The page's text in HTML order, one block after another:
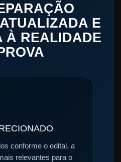
E
À REALIDADE
conforme o edital, a
relevantes para o